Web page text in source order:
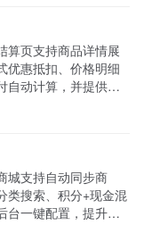
算页支持商品详情展
优惠抵扣、价格明细
自动计算，并提供支
城支持自动同步商
类搜索、积分+现金混
台一键配置，提升用